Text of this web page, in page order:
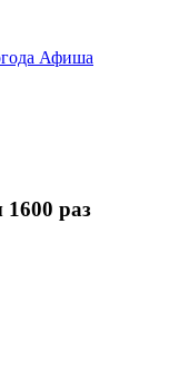
Афиша
раз